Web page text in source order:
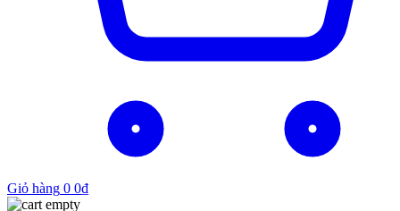
Giỏ hàng 0 0₫